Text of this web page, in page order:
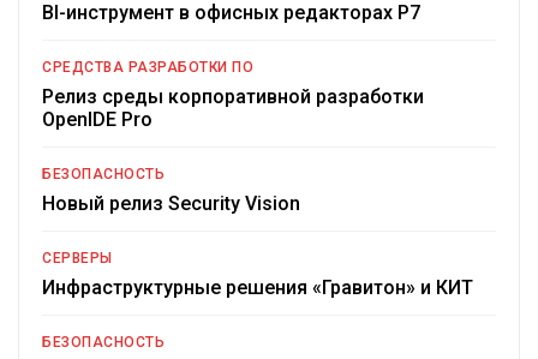
BI-инструмент в офисных редакторах Р7
СРЕДСТВА РАЗРАБОТКИ ПО
Релиз среды корпоративной разработки
OpenIDE Pro
БЕЗОПАСНОСТЬ
Новый релиз Security Vision
СЕРВЕРЫ
Инфраструктурные решения «Гравитон» и КИТ
БЕЗОПАСНОСТЬ